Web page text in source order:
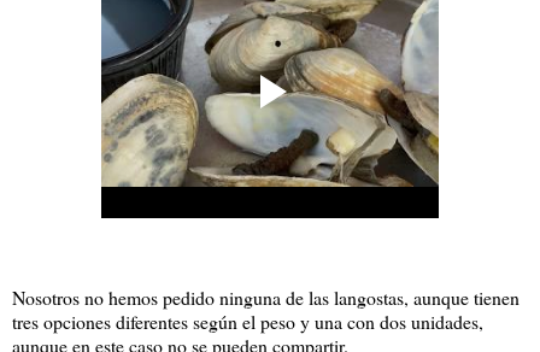
Nosotros no hemos pedido ninguna de las langostas, aunque tienen
tres opciones diferentes según el peso y una con dos unidades,
aunque en este caso no se pueden compartir.